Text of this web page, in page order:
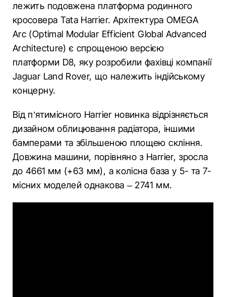
лежить подовжена платформа родинного
кросовера Tata Harrier. Архітектура OMEGA
Arc (Optimal Modular Efficient Global Advanced
Architecture) є спрощеною версією
платформи D8, яку розробили фахівці компанії
Jaguar Land Rover, що належить індійському
концерну.
Від п’ятимісного Harrier новинка відрізняється
дизайном облицювання радіатора, іншими
бамперами та збільшеною площею скління.
Довжина машини, порівняно з Harrier, зросла
до 4661 мм (+63 мм), а колісна база у 5- та 7-
місних моделей однакова – 2741 мм.